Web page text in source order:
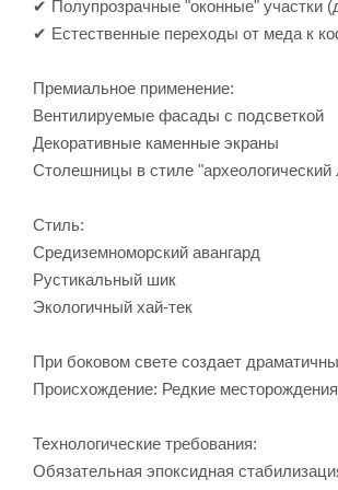
✔ Полупрозрачные "оконные" участки
✔ Естественные переходы от меда к
Премиальное применение:
Вентилируемые фасады с подсветкой
Декоративные каменные экраны
Столешницы в стиле "археологический
Стиль:
Средиземноморский авангард
Рустикальный шик
Экологичный хай-тек
При боковом свете создает
Происхождение: Редкие
Технологические требования:
Обязательная эпоксидная